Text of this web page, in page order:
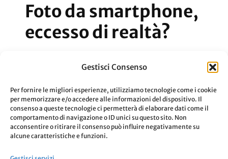
Gestisci Consenso
Per fornire le migliori esperienze, utilizziamo tecnologie come i cookie
per memorizzare e/o accedere alle informazioni del dispositivo. Il
consenso a queste tecnologie ci permetterà di elaborare dati come il
comportamento di navigazione o ID unici su questo sito. Non
acconsentire o ritirare il consenso può influire negativamente su
alcune caratteristiche e funzioni.
Foto da smartphone,
eccesso di realtà?
Gli smartphone hanno portato un
ogni giorno sui social?
Aggiornato Il 2 Settembre 2019 Leggi